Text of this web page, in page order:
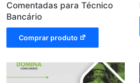
Comentadas para Técnico
Bancário
Comprar produto